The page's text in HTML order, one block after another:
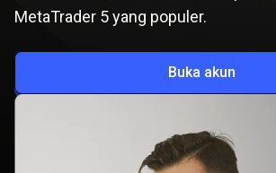
MetaTrader 5 yang populer.
Buka akun